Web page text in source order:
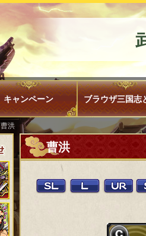
キャンペーン ブラウザ三国志
曹洪
曹洪